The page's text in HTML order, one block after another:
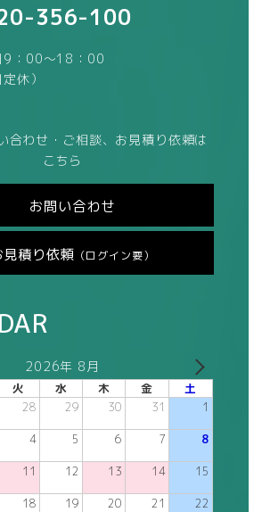
356-100
：00～18：00
休）
合わせ・ご相談、お見積り依頼は
こちら
お問い合わせ
見積り依頼 （ログイン要）
2026年 8月
火 水 木 金 土
28 29 30 31 1
4 5 6 7 8
11 12 13 14 15
18 19 20 21 22